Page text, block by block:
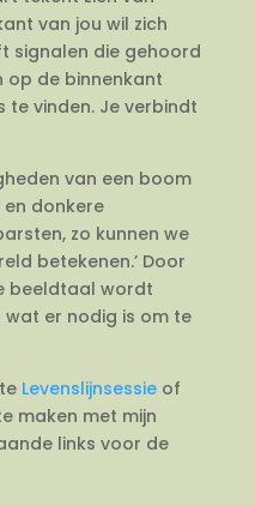
van jou wil zich
signalen die gehoord
op de binnenkant
te vinden. Je verbindt
van een boom
donkere
zo kunnen we
betekenen.’ Door
beeldtaal wordt
er nodig is om te
Levenslijnsessieof
maken met mijn
links voor de